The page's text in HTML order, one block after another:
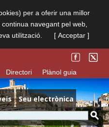
per a oferir una millor
navegant pel web,
utilització.
[ Acceptar ]
Directori Plànol guia
Seu electrònica